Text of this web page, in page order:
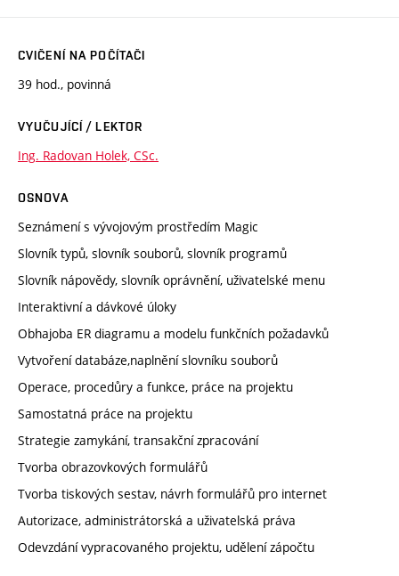
CVIČENÍ NA POČÍTAČI
39 hod., povinná
VYUČUJÍCÍ / LEKTOR
Ing. Radovan Holek, CSc.
OSNOVA
Seznámení s vývojovým prostředím Magic
Slovník typů, slovník souborů, slovník programů
Slovník nápovědy, slovník oprávnění, uživatelské menu
Interaktivní a dávkové úloky
Obhajoba ER diagramu a modelu funkčních požadavků
Vytvoření databáze,naplnění slovníku souborů
Operace, procedůry a funkce, práce na projektu
Samostatná práce na projektu
Strategie zamykání, transakční zpracování
Tvorba obrazovkových formulářů
Tvorba tiskových sestav, návrh formulářů pro internet
Autorizace, administrátorská a uživatelská práva
Odevzdání vypracovaného projektu, udělení zápočtu